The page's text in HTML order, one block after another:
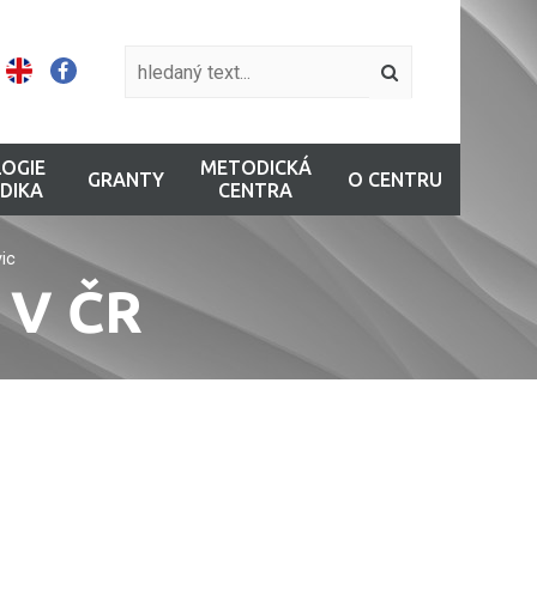
GRANTY
METODICKÁ
CENTRA
O CENTRU
ČR